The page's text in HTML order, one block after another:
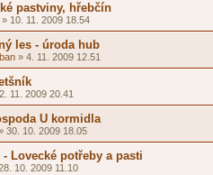
pastviny, hřebčín
» 10. 11. 2009 18.54
les - úroda hub
» 4. 11. 2009 12.51
2. 11. 2009 20.41
U kormidla
30. 10. 2009 18.05
- Lovecké potřeby a pasti
10. 2009 11.10